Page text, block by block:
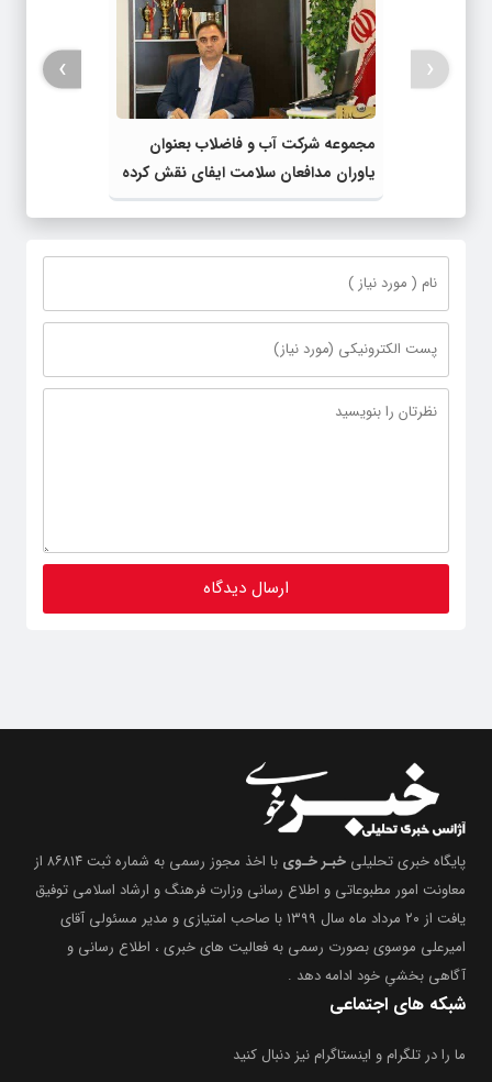
مجموعه شرکت آب و فاضلاب بعنوان
یاوران مدافعان سلامت ایفای نقش کرده
است
‹
›
پایگاه خبری تحلیلی خبـر خـوی
با اخذ مجوز رسمی به شماره ثبت ۸۶۸۱۴ از
معاونت امور مطبوعاتی و اطلاع رسانی وزارت فرهنگ و ارشاد اسلامی توفیق
یافت از ۲۰ مرداد ماه سال ۱۳۹۹ با صاحب امتیازی و مدیر مسئولی آقای
امیرعلی موسوی بصورت رسمی به فعالیت های خبری ، اطلاع رسانی و
آگاهی بخشیِ خود ادامه دهد .
شبکه های اجتماعی
ما را در تلگرام و اینستاگرام نیز دنبال کنید